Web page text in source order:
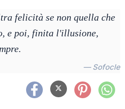
felicità se non quella che
e poi, finita l'illusione,
— Sofocle